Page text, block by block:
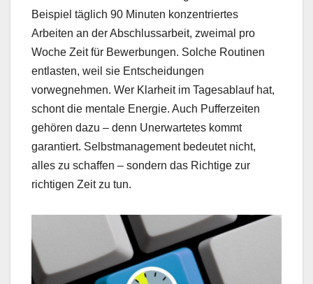
Beispiel täglich 90 Minuten konzentriertes
Arbeiten an der Abschlussarbeit, zweimal pro
Woche Zeit für Bewerbungen. Solche Routinen
entlasten, weil sie Entscheidungen
vorwegnehmen. Wer Klarheit im Tagesablauf hat,
schont die mentale Energie. Auch Pufferzeiten
gehören dazu – denn Unerwartetes kommt
garantiert. Selbstmanagement bedeutet nicht,
alles zu schaffen – sondern das Richtige zur
richtigen Zeit zu tun.